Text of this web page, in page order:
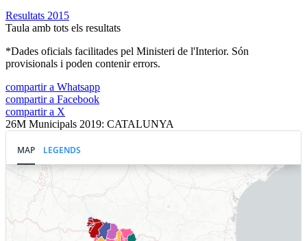
Resultats 2015
Taula amb tots els resultats
*Dades oficials facilitades pel Ministeri de l'Interior. Són
provisionals i poden contenir errors.
compartir a Whatsapp
compartir a Facebook
compartir a X
26M Municipals 2019: CATALUNYA